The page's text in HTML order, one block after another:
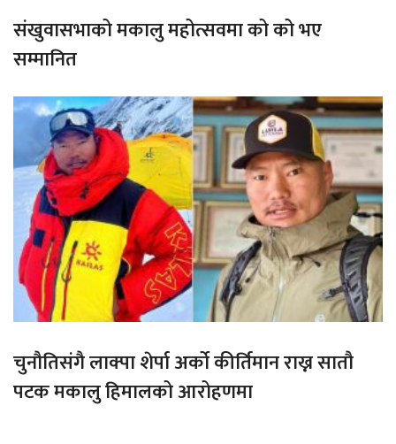
संखुवासभाको मकालु महोत्सवमा को को भए
सम्मानित
चुनौतिसंगै लाक्पा शेर्पा अर्को कीर्तिमान राख्न सातौ
पटक मकालु हिमालको आरोहणमा